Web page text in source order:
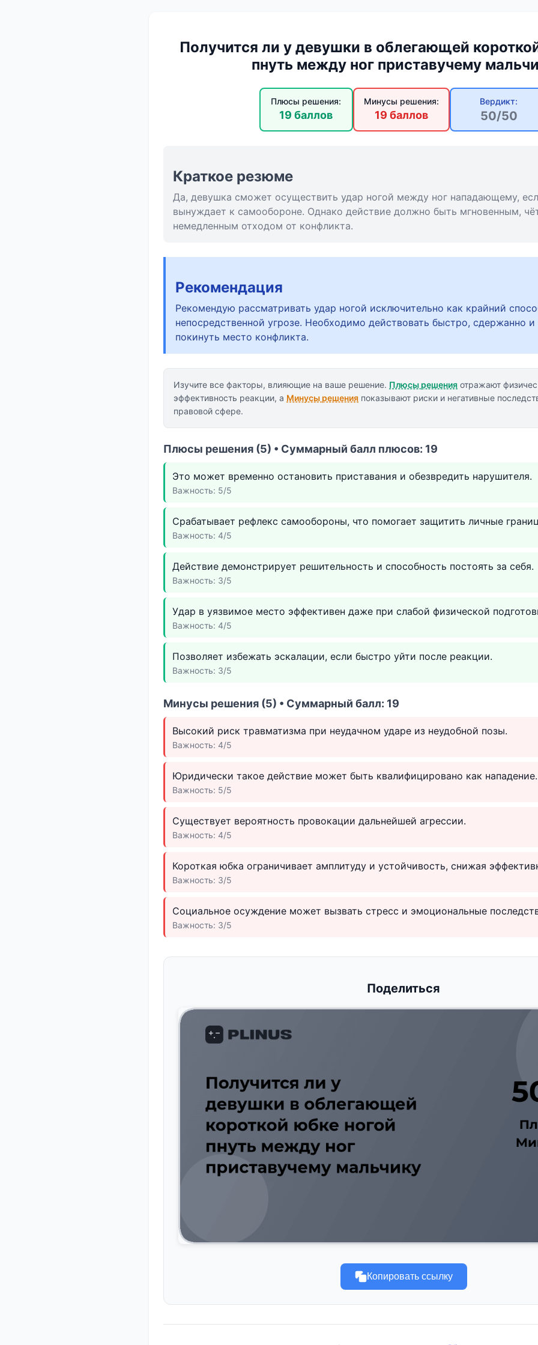
Получится ли у девушки в облегающей
пнуть между ног приставучему
Плюсы решения:
19 баллов
Минусы решения:
19 баллов
Вердикт:
50/50
Краткое резюме
Да, девушка сможет осуществить удар ногой между ног нападающему,
вынуждает к самообороне. Однако действие должно быть мгновенным,
немедленным отходом от конфликта.
Рекомендация
Рекомендую рассматривать удар ногой исключительно как крайний
непосредственной угрозе. Необходимо действовать быстро, сдержанно
покинуть место конфликта.
Изучите все факторы, влияющие на ваше решение. Плюсы решения отражают
эффективность реакции, а Минусы решения показывают риски и негативные
правовой сфере.
Плюсы решения (5) • Суммарный балл плюсов: 19
Это может временно остановить приставания и обезвредить нарушителя.
Важность: 5/5
Срабатывает рефлекс самообороны, что помогает защитить личные
Важность: 4/5
Действие демонстрирует решительность и способность постоять за себя.
Важность: 3/5
Удар в уязвимое место эффективен даже при слабой физической
Важность: 4/5
Позволяет избежать эскалации, если быстро уйти после реакции.
Важность: 3/5
Минусы решения (5) • Суммарный балл: 19
Высокий риск травматизма при неудачном ударе из неудобной позы.
Важность: 4/5
Юридически такое действие может быть квалифицировано как нападение.
Важность: 5/5
Существует вероятность провокации дальнейшей агрессии.
Важность: 4/5
Короткая юбка ограничивает амплитуду и устойчивость, снижая
Важность: 3/5
Социальное осуждение может вызвать стресс и эмоциональные
Важность: 3/5
Поделиться
Копировать ссылку